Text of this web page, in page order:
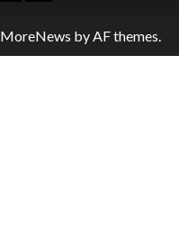
MoreNews by AF themes.